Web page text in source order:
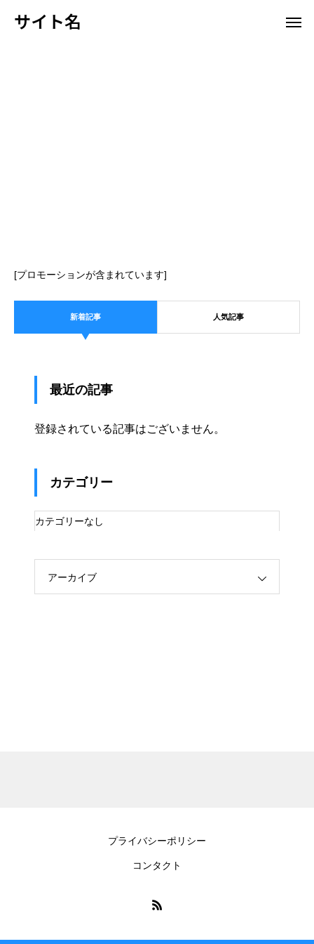
サイト名
[プロモーションが含まれています]
新着記事 人気記事
最近の記事
登録されている記事はございません。
カテゴリー
カテゴリーなし
アーカイブ
プライバシーポリシー
コンタクト